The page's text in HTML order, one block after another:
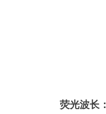
荧光波长：